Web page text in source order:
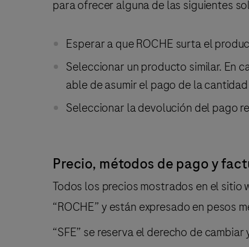
para ofrecer alguna de las siguientes
Esperar a que ROCHE surta el
Seleccionar un producto similar. En
able de asumir el pago de la
Seleccionar la devolución del pago
Precio, métodos de pago y
Todos los precios mostrados en el sitio
“ROCHE” y están expresado en pesos
“SFE” se reserva el derecho de